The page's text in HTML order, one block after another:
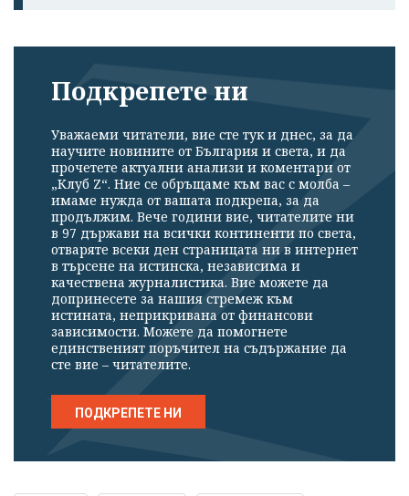
Подкрепете ни
Уважаеми читатели, вие сте тук и днес, за да
научите новините от България и света, и да
прочетете актуални анализи и коментари от
„Клуб Z“. Ние се обръщаме към вас с молба –
имаме нужда от вашата подкрепа, за да
продължим. Вече години вие, читателите ни
в 97 държави на всички континенти по света,
отваряте всеки ден страницата ни в интернет
в търсене на истинска, независима и
качествена журналистика. Вие можете да
допринесете за нашия стремеж към
истината, неприкривана от финансови
зависимости. Можете да помогнете
единственият поръчител на съдържание да
сте вие – читателите.
ПОДКРЕПЕТЕ НИ